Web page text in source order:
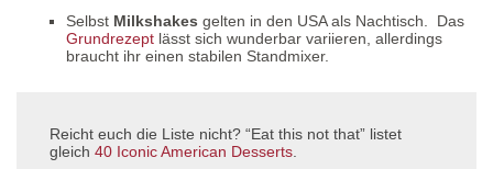
Selbst Milkshakes gelten in den USA als Nachtisch. Das
Grundrezept lässt sich wunderbar variieren, allerdings
braucht ihr einen stabilen Standmixer.
Reicht euch die Liste nicht? “Eat this not that” listet
gleich 40 Iconic American Desserts